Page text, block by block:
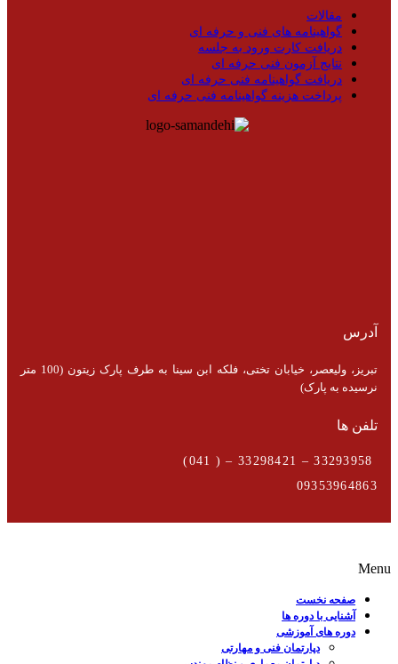
مقالات
گواهینامه های فنی و حرفه ای
دریافت کارت ورود به جلسه
نتایج آزمون فنی حرفه ای
دریافت گواهینامه فنی حرفه ای
پرداخت هزینه گواهینامه فنی حرفه ای
آدرس
تبریز، ولیعصر، خیابان تختی، فلکه ابن سینا به طرف پارک زیتون (100 متر
نرسیده به پارک)
تلفن ها
09353964863
Menu
صفحه نخست
آشنایی با دوره ها
دوره های آموزشی
دپارتمان فنی و مهارتی